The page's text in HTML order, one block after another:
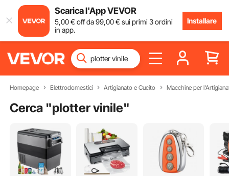
Scarica l'App VEVOR
5,00€ off da99,00€ sui primi 3 ordini
in app.
Installare
Homepage Elettrodomestici Artigianato e Cucito Macchine per
Cerca "plotter vinile"